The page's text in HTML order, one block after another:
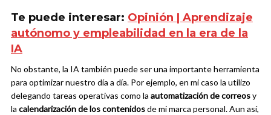
Te puede interesar: Opinión | Aprendizaje
autónomo y empleabilidad en la era de la
IA
No obstante, la IA también puede ser una importante herramienta
para optimizar nuestro día a día. Por ejemplo, en mi caso la utilizo
delegando tareas operativas como la automatización de correosy
la calendarización de los contenidosde mi marca personal. Aun así,